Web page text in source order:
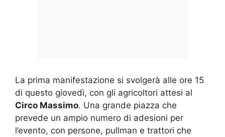
La prima manifestazione si svolgerà alle ore 15
di questo giovedì, con gli agricoltori attesi al
Circo Massimo. Una grande piazza che
prevede un ampio numero di adesioni per
l’evento, con persone, pullman e trattori che